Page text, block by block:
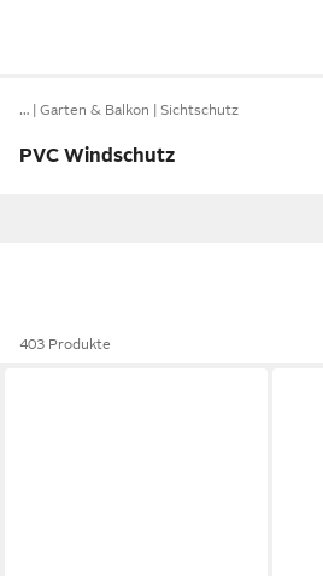
… Garten & Balkon Sichtschutz
PVC Windschutz
403 Produkte